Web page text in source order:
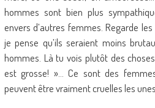
hommes sont bien plus
envers d’autres femmes. Regarde
je pense qu’ils seraient moins
hommes. Là tu vois plutôt des
est grosse! »… Ce sont des
peuvent être vraiment cruelles les